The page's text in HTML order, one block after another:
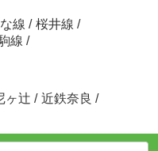
線 / 桜井線 /
線 /
ヶ辻 / 近鉄奈良 /